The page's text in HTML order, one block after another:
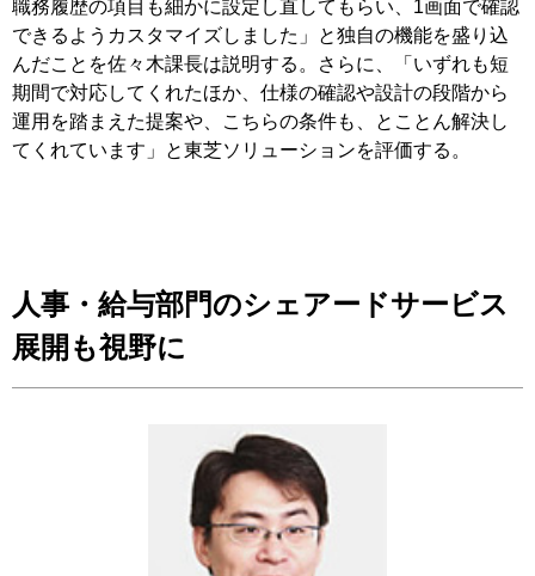
職務履歴の項目も細かに設定し直してもらい、1画面で確認
できるようカスタマイズしました」と独自の機能を盛り込
んだことを佐々木課長は説明する。さらに、「いずれも短
期間で対応してくれたほか、仕様の確認や設計の段階から
運用を踏まえた提案や、こちらの条件も、とことん解決し
てくれています」と東芝ソリューションを評価する。
人事・給与部門のシェアードサービス
展開も視野に